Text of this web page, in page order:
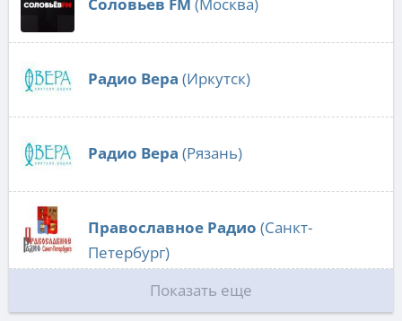
Соловьёв FM (Москва)
Радио Вера (Иркутск)
Радио Вера (Рязань)
Православное Радио (Санкт-
Петербург)
Показать еще